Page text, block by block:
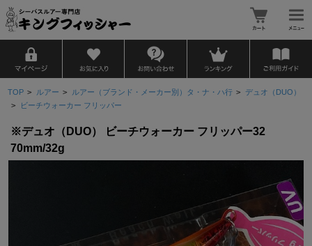
TOP > ルアー > ルアー（ブランド・メーカー別）タ・ナ・ハ行 > デュオ（DUO）
> ビーチウォーカー フリッパー
※デュオ（DUO） ビーチウォーカー フリッパー32
70mm/32g